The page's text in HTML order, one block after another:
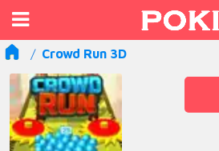
Crowd Run 3D